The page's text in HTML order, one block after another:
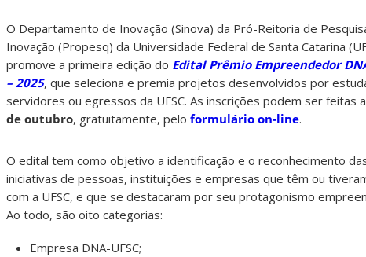
O Departamento de Inovação (Sinova) da Pró-Reitoria de
Inovação (Propesq) da Universidade Federal de Santa Catarina
promove a primeira edição do Edital Prêmio Empreendedor
– 2025, que seleciona e premia projetos desenvolvidos por
servidores ou egressos da UFSC. As inscrições podem ser feitas
de outubro, gratuitamente, pelo formulário on-line.
O edital tem como objetivo a identificação e o reconhecimento
iniciativas de pessoas, instituições e empresas que têm ou
com a UFSC, e que se destacaram por seu protagonismo
Ao todo, são oito categorias:
Empresa DNA-UFSC;